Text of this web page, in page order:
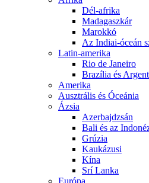
Dél-afrika
Madagaszkár
Marokkó
Az Indiai-óceán
Latin-amerika
Rio de Janeiro
Brazília és
Amerika
Ausztrális és Óceánia
Ázsia
Azerbajdzsán
Bali és az
Grúzia
Kaukázusi
Kína
Srí Lanka
Európa